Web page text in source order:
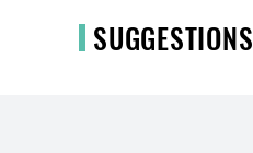
SUGGESTIONS